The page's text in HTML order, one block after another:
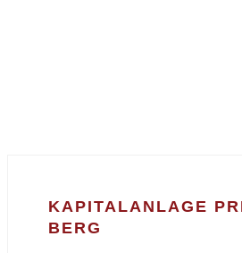
KAPITALANLAGE
BERG